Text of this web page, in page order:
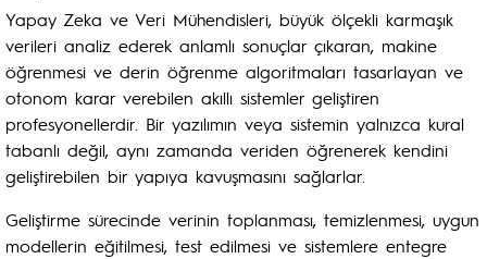
Yapay Zeka ve Veri Mühendisleri, büyük ölçekli karmaşık
verileri analiz ederek anlamlı sonuçlar çıkaran, makine
öğrenmesi ve derin öğrenme algoritmaları tasarlayan ve
otonom karar verebilen akıllı sistemler geliştiren
profesyonellerdir. Bir yazılımın veya sistemin yalnızca kural
tabanlı değil, aynı zamanda veriden öğrenerek kendini
geliştirebilen bir yapıya kavuşmasını sağlarlar.
Geliştirme sürecinde verinin toplanması, temizlenmesi, uygun
modellerin eğitilmesi, test edilmesi ve sistemlere entegre